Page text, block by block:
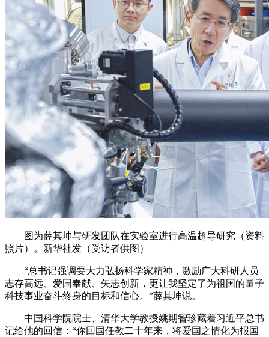
图为薛其坤与研发团队在实验室进行高温超导研究（资料
照片）。新华社发（受访者供图）
“总书记强调要大力弘扬科学家精神，激励广大科研人员
志存高远、爱国奉献、矢志创新，更让我坚定了为祖国的量子
科技事业奋斗终身的目标和信心。”薛其坤说。
中国科学院院士、清华大学教授姚期智珍藏着习近平总书
记给他的回信：“你回国任教二十年来，将爱国之情化为报国